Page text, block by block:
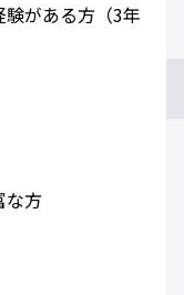
験がある方（3年
な方